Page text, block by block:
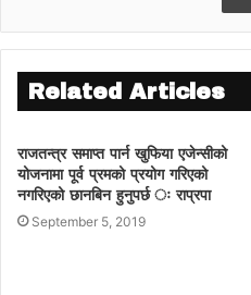
Related Articles
राजतन्त्र समाप्त पार्न खुफिया एजेन्सीको
योजनामा पूर्व प्रमको प्रयोग गरिएको
नगरिएको छानबिन हुनुपर्छ ः राप्रपा
September 5, 2019